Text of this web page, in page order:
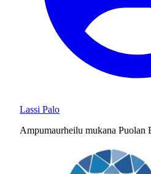
Lassi Palo
Ampumaurheilu mukana Puolan